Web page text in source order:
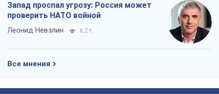
Запад проспал угрозу: Россия может
проверить НАТО войной
Леонид Невзлин 6,2 т.
Все мнения